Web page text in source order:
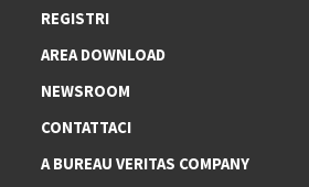
REGISTRI
AREA DOWNLOAD
NEWSROOM
CONTATTACI
A BUREAU VERITAS COMPANY